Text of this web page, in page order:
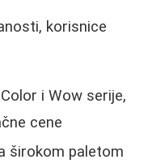
korisnice
i Wow serije,
cene
širokom paletom